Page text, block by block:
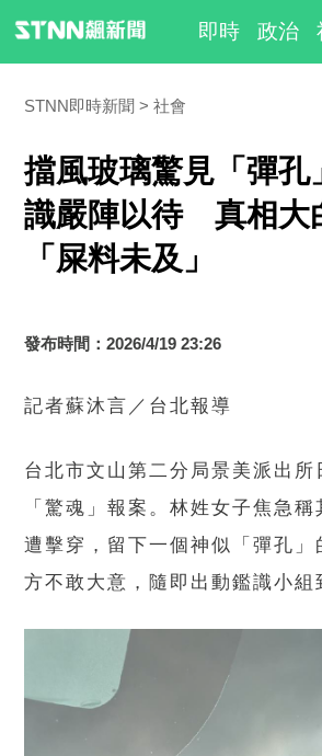
即時 政治
STNN即時新聞 社會
擋風玻璃驚見「彈孔
識嚴陣以待 真相大
「屎料未及」
發布時間：2026/4/19 23:26
記者蘇沐言／台北報導
台北市文山第二分局景美派出所
「驚魂」報案。林姓女子焦急
遭擊穿，留下一個神似「彈孔」
方不敢大意，隨即出動鑑識小組